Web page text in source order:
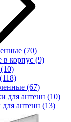
(70)
в корпус (9)
(10)
(118)
(67)
для антенн (10)
антенн (13)